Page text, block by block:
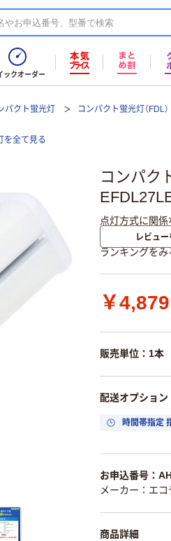
ックオーダー
パクト蛍光灯 コンパクト蛍光灯（FDL
を全て見る
コンパク
点灯方式に関係
レビュー
ランキングをみ
￥4,879
販売単位：1本
配送オプション
時間帯指定
お申込番号：
メーカー：エコ
商品詳細